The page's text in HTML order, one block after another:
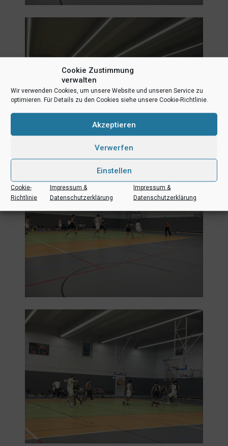
Cookie Zustimmung
verwalten
Wir verwenden Cookies, um unsere Website und unseren Service zu
optimieren. Für Details zu den Cookies siehe unsere Cookie-Richtlinie.
Akzeptieren
Verwerfen
Einstellen
Cookie-
Richtlinie
Impressum &
Datenschutzerklärung
Impressum &
Datenschutzerklärung